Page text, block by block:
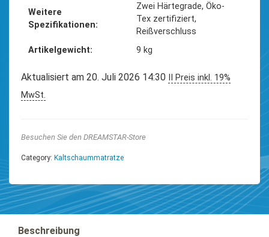
Weitere
Spezifikationen
‎Zwei Härtegrade, Öko-
Tex zertifiziert,
Reißverschluss
Artikelgewicht
‎9 kg
Aktualisiert am 20. Juli 2026 14:30
II Preis inkl. 19%
MwSt.
Besuchen Sie den DREAMSTAR-Store
Category: Kaltschaummatratze
Beschreibung